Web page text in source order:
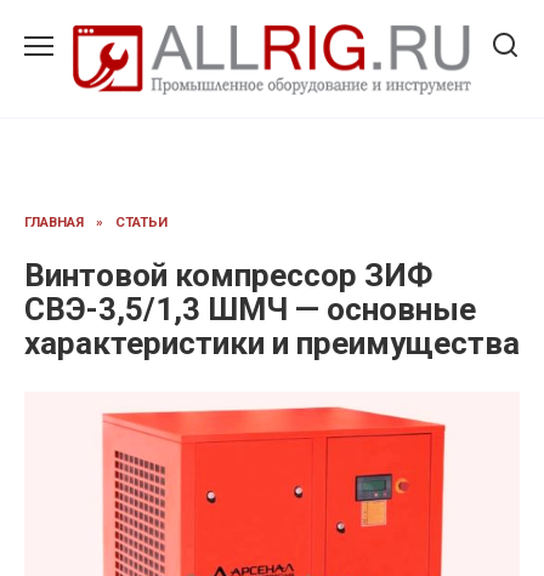
содержанию
ГЛАВНАЯ » СТАТЬИ
Винтовой компрессор ЗИФ
СВЭ-3,5/1,3 ШМЧ — основные
характеристики и преимущества